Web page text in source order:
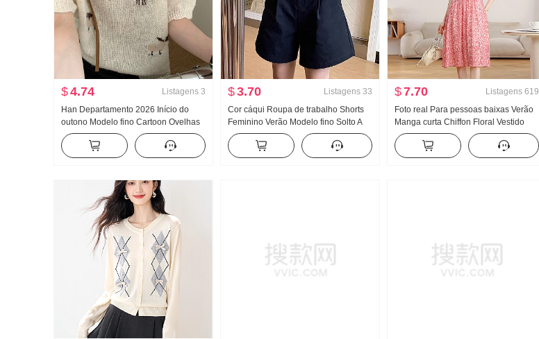
$4.74 Listagens 3
Han Departamento 2026 Início do
outono Modelo fino Cartoon Ovelhas
Mohair Manga curta Suéter de Malha
Feminino Versátil Redução da idade
Suéter Top Estilo
$3.70 Listagens 33
Cor cáqui Roupa de trabalho Shorts
Feminino Verão Modelo fino Solto A
palavra Largura Pernas Calças do
meio Cintura alta Retrô 5 Cinco
pontos Algodão Puro Calças
$7.70 Listagens 619
Foto real Para pessoas baixas Verão
Manga curta Chiffon Floral Vestido
Novo Gola V Ajustado Elegância
Efeito emagrecedor Saia em A Filhos